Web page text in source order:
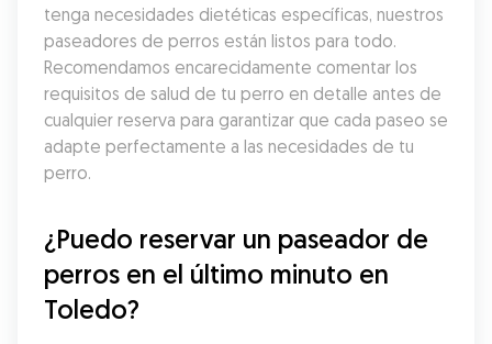
tenga necesidades dietéticas específicas, nuestros
paseadores de perros están listos para todo.
Recomendamos encarecidamente comentar los
requisitos de salud de tu perro en detalle antes de
cualquier reserva para garantizar que cada paseo se
adapte perfectamente a las necesidades de tu
perro.
¿Puedo reservar un paseador de
perros en el último minuto en
Toledo?